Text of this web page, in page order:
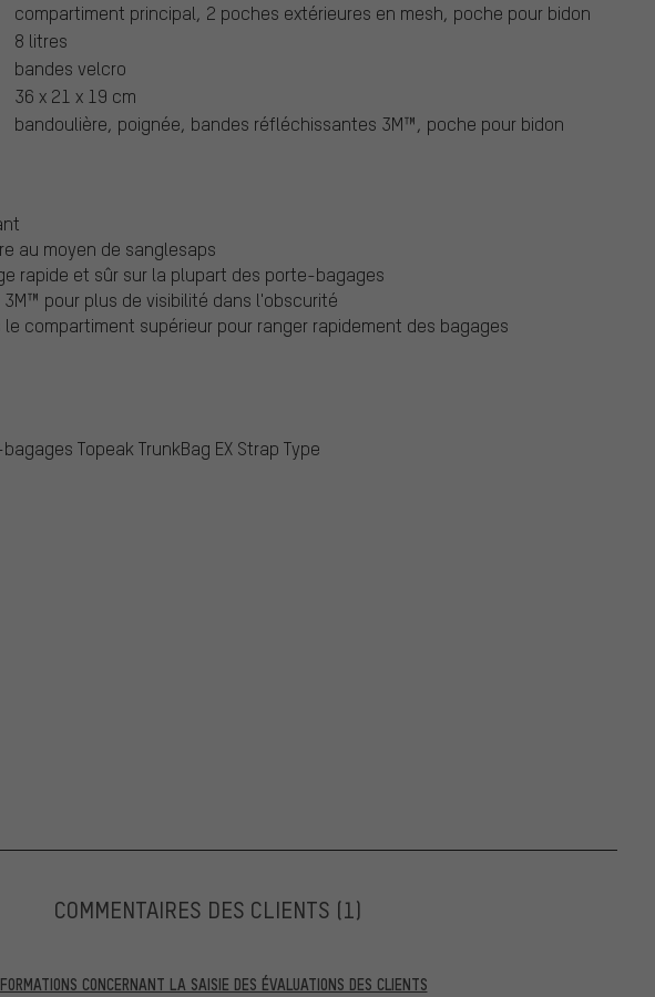
compartiment principal, 2 poches extérieures en mesh, poche pour bidon
8 litres
bandes velcro
36 x 21 x 19 cm
bandoulière, poignée, bandes réfléchissantes 3M™, poche pour bidon
au moyen de sanglesaps
rapide et sûr sur la plupart des porte-bagages
pour plus de visibilité dans l'obscurité
compartiment supérieur pour ranger rapidement des bagages
Topeak TrunkBag EX Strap Type
COMMENTAIRES DES CLIENTS (1)
CONCERNANT LA SAISIE DES ÉVALUATIONS DES CLIENTS